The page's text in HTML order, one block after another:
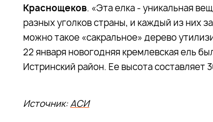
Краснощеков. «Эта елка - уникальная
разных уголков страны, и каждый из них
можно такое «сакральное» дерево
22 января новогодняя кремлевская ель
Истринский район. Ее высота составляет
Источник:АСИ